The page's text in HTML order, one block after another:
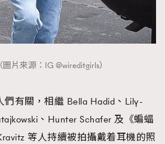
片來源：IG @wireditgirls）
有關，相繼 Bella Hadid、Lily-
、Hunter Schafer 及《蝙蝠
等人持續被拍攝戴着耳機的照